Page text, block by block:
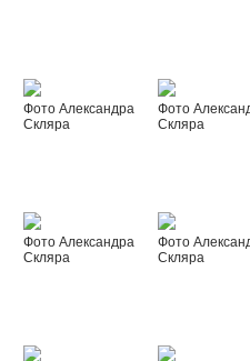
Фото Александра
Скляра
Фото
Скляра
Фото Александра
Скляра
Фото
Скляра